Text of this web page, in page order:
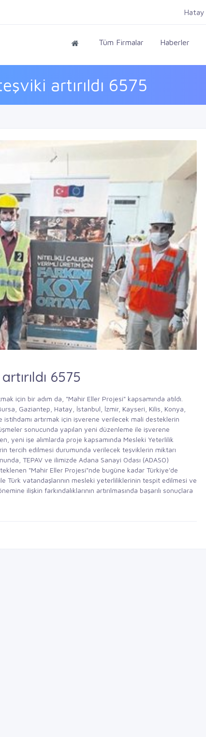
Tüm Firmalar Haberler
artırıldı 6575
Hatay
6575
için bir adım da, "Mahir Eller Projesi" kapsamında atıldı.
Gaziantep, Hatay, İstanbul, İzmir, Kayseri, Kilis, Konya,
artırmak için işverene verilecek mali desteklerin
sonucunda yapılan yeni düzenleme ile işverene
yeni işe alımlarda proje kapsamında Mesleki Yeterlilik
tercih edilmesi durumunda verilecek teşviklerin miktarı
TEPAV ve ilimizde Adana Sanayi Odası (ADASO)
"Mahir Eller Projesi"nde bugüne kadar Türkiye'de
Türk vatandaşlarının mesleki yeterliliklerinin tespit edilmesi ve
ilişkin farkındalıklarının artırılmasında başarılı sonuçlara